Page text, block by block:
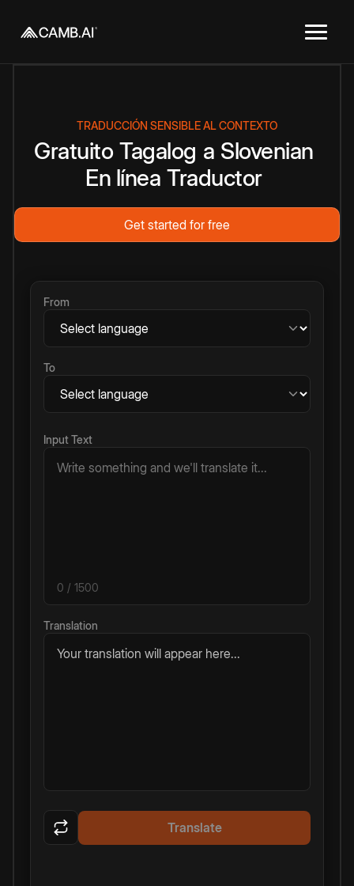
TRADUCCIÓN SENSIBLE AL CONTEXTO
Gratuito Tagalog a Slovenian
En línea Traductor
Get started for free
From
To
Input Text
0 / 1500
Translation
Your translation will appear here...
Translate